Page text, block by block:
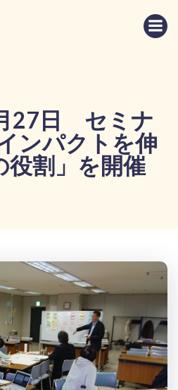
ス
キ
ッ
プ
27日 セミナ
ンパクトを伸
役割」を開催